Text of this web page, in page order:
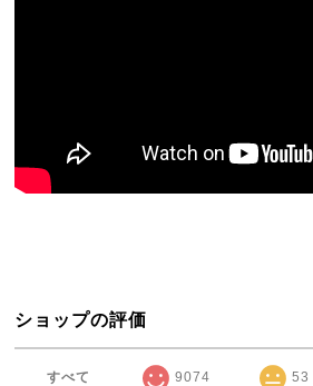
ショップの評価
すべて 9074 53